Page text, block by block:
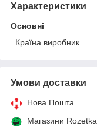
Характеристики
Основні
Країна виробник
Умови доставки
Нова Пошта
Магазини Rozetka